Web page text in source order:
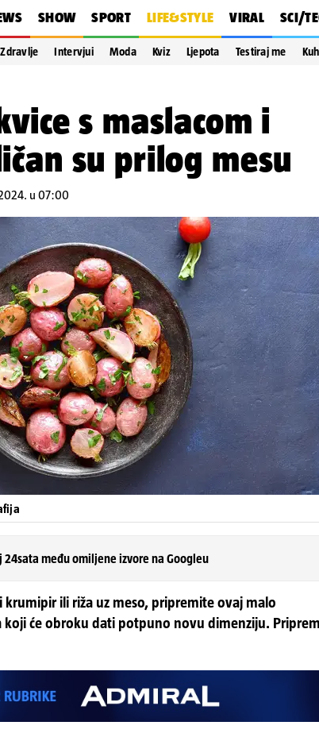
SHOW SPORT LIFE&STYLE VIRAL SCI/
Zdravlje Intervjui Moda Kviz Ljepota Testiraj me
s maslacom i
su prilog mesu
u 07:00
24sata među omiljene izvore na Googleu
krumipir ili riža uz meso, pripremite ovaj malo
će obroku dati potpuno novu dimenziju.